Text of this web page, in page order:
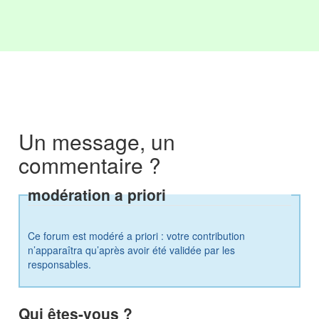
Un message, un
commentaire ?
modération a priori
Ce forum est modéré a priori : votre contribution
n’apparaîtra qu’après avoir été validée par les
responsables.
Qui êtes-vous ?